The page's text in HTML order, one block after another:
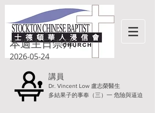
本週主日崇拜:
2026-05-24
講員
Dr. Vincent Low 盧志榮醫生
多結果子的事奉（三）一 危險與逼迫